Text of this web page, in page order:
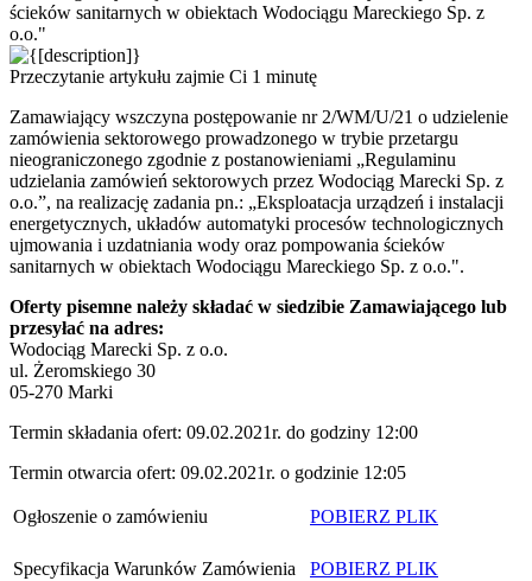
ścieków sanitarnych w obiektach Wodociągu Mareckiego Sp. z
o.o."
Przeczytanie artykułu zajmie Ci 1 minutę
Zamawiający wszczyna postępowanie nr 2/WM/U/21 o udzielenie
zamówienia sektorowego prowadzonego w trybie przetargu
nieograniczonego zgodnie z postanowieniami „Regulaminu
udzielania zamówień sektorowych przez Wodociąg Marecki Sp. z
o.o.”, na realizację zadania pn.: „Eksploatacja urządzeń i instalacji
energetycznych, układów automatyki procesów technologicznych
ujmowania i uzdatniania wody oraz pompowania ścieków
sanitarnych w obiektach Wodociągu Mareckiego Sp. z o.o.".
Oferty pisemne należy składać w siedzibie Zamawiającego lub
przesyłać na adres:
Wodociąg Marecki Sp. z o.o.
ul. Żeromskiego 30
05-270 Marki
Termin składania ofert: 09.02.2021r. do godziny 12:00
Termin otwarcia ofert: 09.02.2021r. o godzinie 12:05
Ogłoszenie o zamówieniu POBIERZ PLIK
Specyfikacja Warunków Zamówienia POBIERZ PLIK